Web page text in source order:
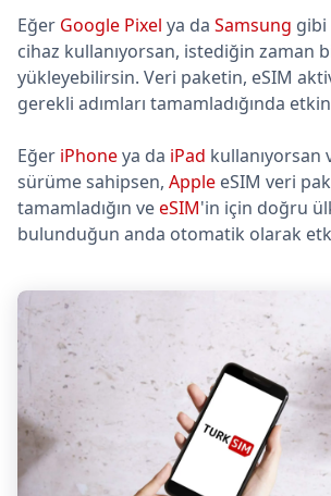
Eğer Google Pixel ya da Samsung
cihaz kullanıyorsan, istediğin zaman
yükleyebilirsin. Veri paketin, eSIM
gerekli adımları tamamladığında
Eğer iPhoneya da iPad kullanıyorsan
sürüme sahipsen, Apple eSIM veri
tamamladığın veeSIM'in için doğru
bulunduğun anda otomatik olarak